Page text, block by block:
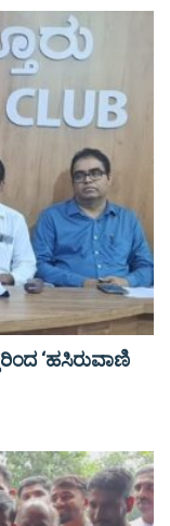
‘ಹಸಿರುವಾಣಿ